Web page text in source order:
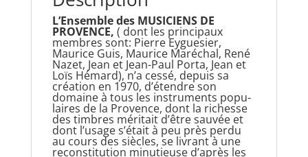
L’Ensemble des MUSICIENS DE
PROVENCE, ( dont les principaux
membres sont: Pierre Eyguesier,
Maurice Guis, Maurice Maréchal, René
Nazet, Jean et Jean-Paul Por­ta, Jean et
Loïs Hémard), n’a cessé, depuis sa
création en 1970, d’étendre son
domaine à tous les instruments popu­
laires de la Provence, dont la richesse
des timbres méritait d’être sauvée et
dont l’usage s’était à peu près perdu
au cours des siècles, se livrant à une
reconstitution minutieuse d’après les